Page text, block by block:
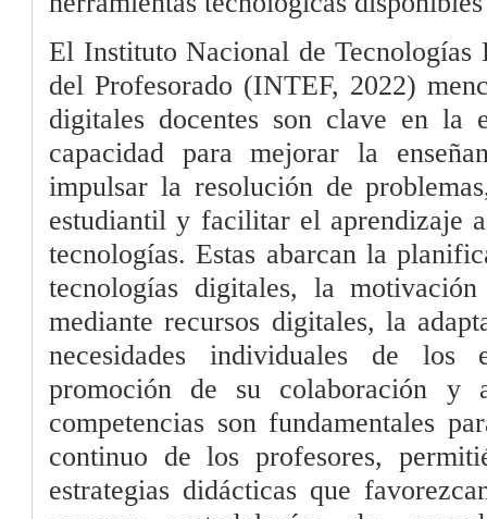
El Instituto Nacional de Tecnologías
del Profesorado (INTEF, 2022)
digitales docentes son clave en la
capacidad para mejorar la
impulsar la resolución de
estudiantil y facilitar el aprendizaje
tecnologías. Estas abarcan la
tecnologías digitales, la
mediante recursos digitales, la
necesidades individuales de los
promoción de su colaboración y
competencias son fundamentales
continuo de los profesores,
estrategias didácticas que